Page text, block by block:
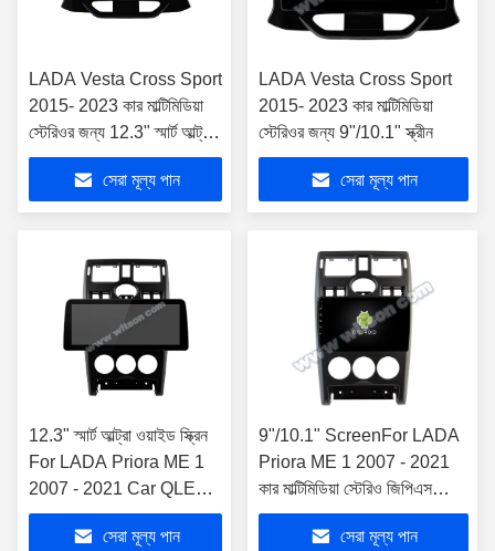
LADA Vesta Cross Sport
2015- 2023 কার মাল্টিমিডিয়া
স্টেরিওর জন্য 12.3" স্মার্ট আল্ট্রা
ওয়াইড স্ক্রীন
সেরা মূল্য পান
LADA Vesta Cross Sport
2015- 2023 কার মাল্টিমিডিয়া
স্টেরিওর জন্য 9"/10.1" স্ক্রীন
সেরা মূল্য পান
12.3" স্মার্ট আল্ট্রা ওয়াইড স্ক্রিন
For LADA Priora ME 1
2007 - 2021 Car QLED
Multimedia Stereo
সেরা মূল্য পান
9"/10.1" ScreenFor LADA
Priora ME 1 2007 - 2021
কার মাল্টিমিডিয়া স্টেরিও জিপিএস
কারপ্লে প্লেয়ার
সেরা মূল্য পান